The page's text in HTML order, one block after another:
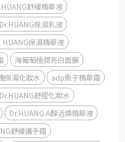
舒緩精華液
Dr.HUANG保濕乳液
HUANG保濕精華液
海葡萄極潤亮白面膜
保濕化妝水
adp魚子精華霜
Dr.HUANG舒缓化妝水
Dr.HUANG A醇活煥精華液
舒緩護手霜